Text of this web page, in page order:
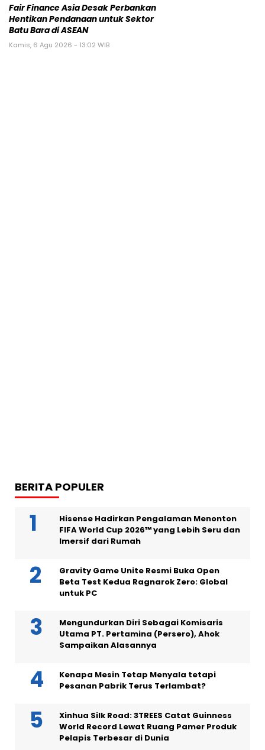
Fair Finance Asia Desak Perbankan
Hentikan Pendanaan untuk Sektor
Batu Bara di ASEAN
Kamis, 6 Agu 2026 - 13:02 WIB
BERITA POPULER
Hisense Hadirkan Pengalaman Menonton
FIFA World Cup 2026™ yang Lebih Seru dan
Imersif dari Rumah
Gravity Game Unite Resmi Buka Open
Beta Test Kedua Ragnarok Zero: Global
untuk PC
Mengundurkan Diri Sebagai Komisaris
Utama PT. Pertamina (Persero), Ahok
Sampaikan Alasannya
Kenapa Mesin Tetap Menyala tetapi
Pesanan Pabrik Terus Terlambat?
Xinhua Silk Road: 3TREES Catat Guinness
World Record Lewat Ruang Pamer Produk
Pelapis Terbesar di Dunia